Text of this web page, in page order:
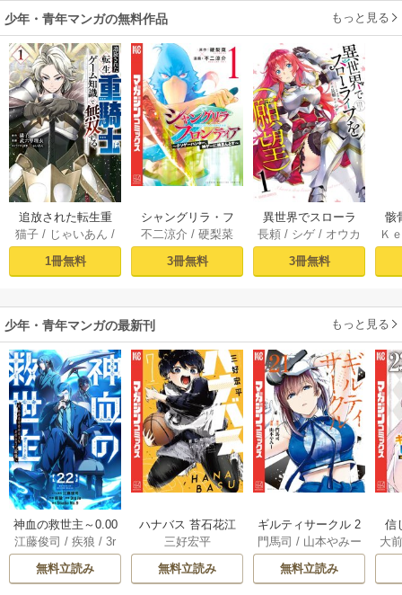
少年・青年マンガの無料作品 もっと見る
追放された転生重
騎士はゲーム知識
で無双する（１）
猫子 / じゃいあん /
武六甲理衣
1冊無料
シャングリラ・フ
ロンティア（１）
～クソゲーハン
ター、神ゲーに挑
不二涼介 /硬梨菜
3冊無料
異世界でスローラ
イフを（願望） 1
長頼 / シゲ / オウカ
3冊無料
骸
異
Ｋ
少年・青年マンガの最新刊 もっと見る
神血の救世主～0.00
000001％を引き当
て最強へ～【電子
書籍特典付】 22巻
江藤俊司 /疾狼 /3r
Studio No.9
無料立読み
ハナバス 苔石花江
のバスケ論 7巻
三好宏平
無料立読み
ギルティサークル 2
1巻
門馬司 / 山本やみー
無料立読み
信
に
大